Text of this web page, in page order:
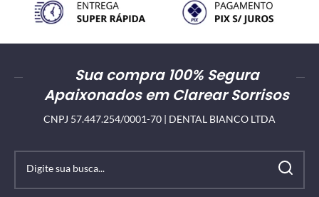
Sua compra 100% Segura
Apaixonados em Clarear Sorrisos
CNPJ 57.447.254/0001-70 | DENTAL BIANCO LTDA